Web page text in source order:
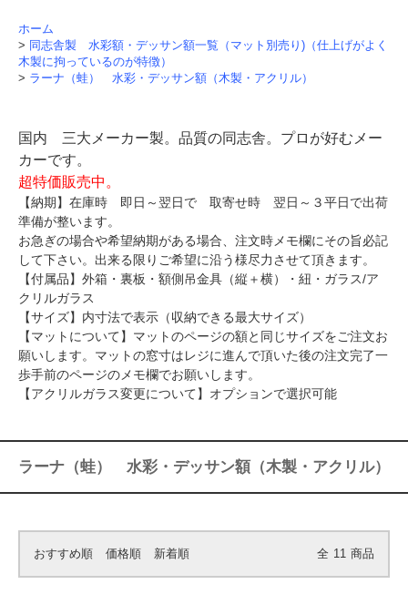
ホーム
> 同志舎製 水彩額・デッサン額一覧（マット別売り)（仕上げがよく
木製に拘っているのが特徴）
> ラーナ（蛙） 水彩・デッサン額（木製・アクリル）
国内 三大メーカー製。品質の同志舎。プロが好むメー
カーです。
超特価販売中。
【納期】在庫時 即日～翌日で 取寄せ時 翌日～３平日で出荷
準備が整います。
お急ぎの場合や希望納期がある場合、注文時メモ欄にその旨必記
して下さい。出来る限りご希望に沿う様尽力させて頂きます。
【付属品】外箱・裏板・額側吊金具（縦＋横）・紐・ガラス/ア
クリルガラス
【サイズ】内寸法で表示（収納できる最大サイズ）
【マットについて】 マットのページの額と同じサイズをご注文お
願いします。マットの窓寸はレジに進んで頂いた後の注文完了一
歩手前のページのメモ欄でお願いします。
【アクリルガラス変更について】オプションで選択可能
ラーナ（蛙） 水彩・デッサン額（木製・アクリル）
おすすめ順 価格順 新着順 全 11 商品